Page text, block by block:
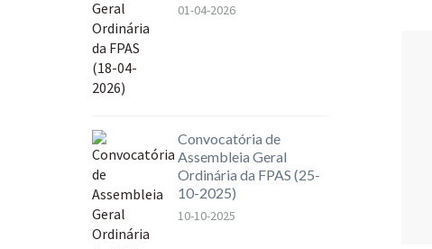
01-04-2026
Convocatória de
Assembleia Geral
Ordinária da FPAS (25-
10-2025)
10-10-2025